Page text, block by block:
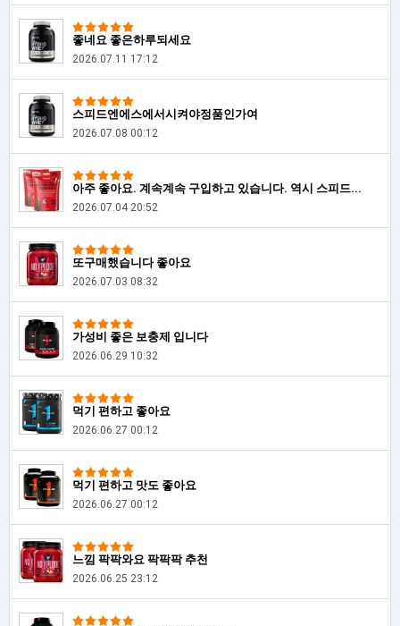
좋네요 좋은하루되세요
2026.07.11 17:12
스피드엔에스에서시켜야정품인가여
2026.07.08 00:12
아주 좋아요. 계속계속 구입하고 있습니다. 역시 스피드...
2026.07.04 20:52
또구매했습니다 좋아요
2026.07.03 08:32
가성비 좋은 보충제 입니다
2026.06.29 10:32
먹기 편하고 좋아요
2026.06.27 00:12
먹기 편하고 맛도 좋아요
2026.06.27 00:12
느낌 팍팍와요 팍팍팍 추천
2026.06.25 23:12